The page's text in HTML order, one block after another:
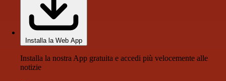
Installa la Web App
Installa la nostra App gratuita e accedi più velocemente alle
notizie